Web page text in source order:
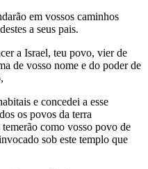
em vossos caminhos
a seus pais.
a Israel, teu povo, vier de
de vosso nome e do poder de
e concedei a esse
os povos da terra
como vosso povo de
sob este templo que